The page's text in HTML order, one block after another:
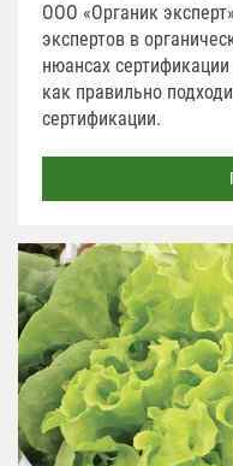
ООО «Органик
экспертов в
нюансах
как правильно
сертификации.